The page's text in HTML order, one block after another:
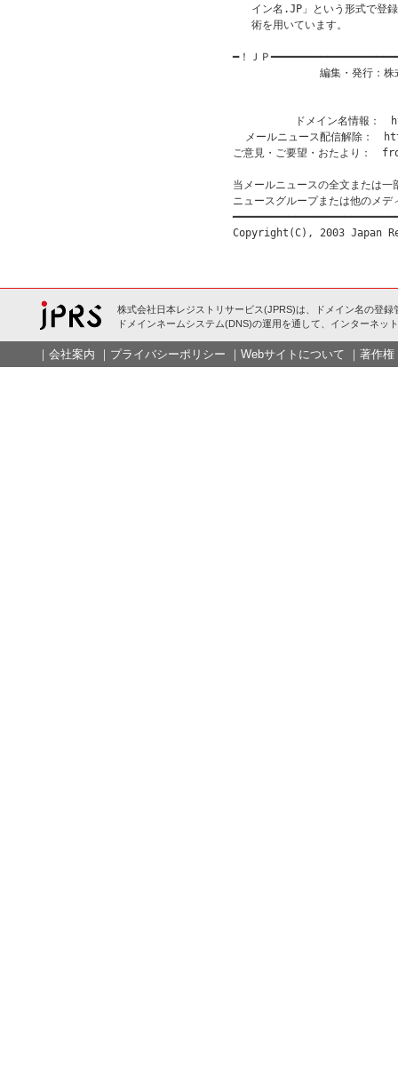
イン名.JP」という形式で登
   術を用いています。
━！ＪＰ
編集・発行：
ドメイン名情報：
メールニュース配信解除：
ご意見・ご要望・おたより：　
当メールニュースの全文または
ニュースグループまたは他のメ
株式会社日本レジストリサービス(JPRS)は、ドメイン名の登録
ドメインネームシステム(DNS)の運用を通して、インターネッ
｜ 会社案内 ｜ プライバシーポリシー ｜ Webサイトについて ｜ 著作権